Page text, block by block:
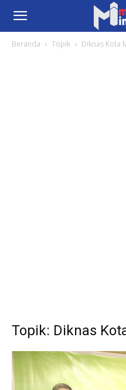
Beranda Topik Diknas Kota
Topik: Diknas